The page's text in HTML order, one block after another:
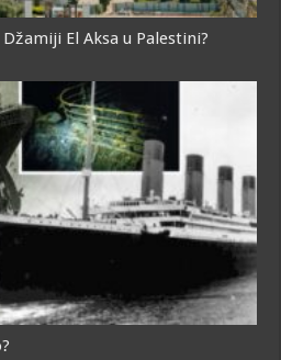
El Aksa u Palestini?